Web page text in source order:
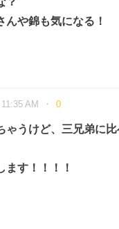
や錦も気になる！
AM 0
ゃうけど、三兄弟に
ます！！！！